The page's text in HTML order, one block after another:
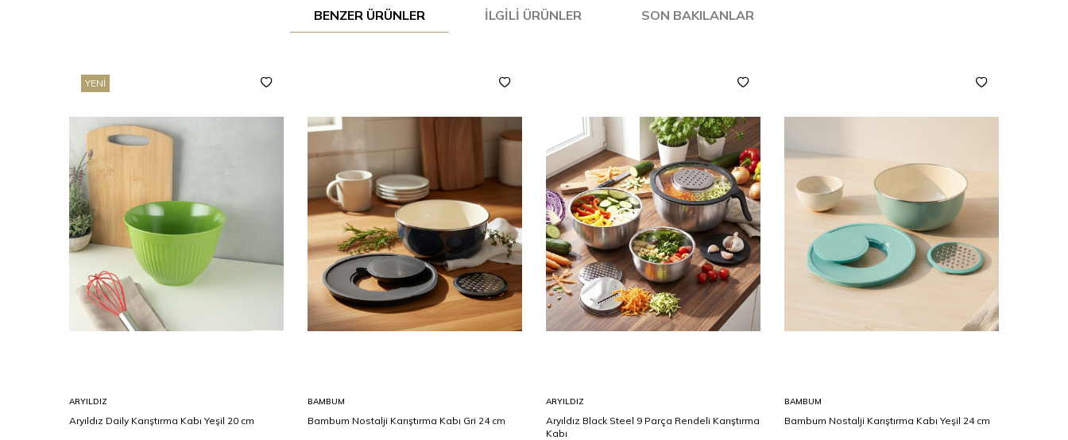
BENZER ÜRÜNLER İLGILI ÜRÜNLER SON BAKILANLAR
YENI
ARYILDIZ
Aryıldız Daily Karıştırma Kabı Yeşil 20 cm
BAMBUM
Bambum Nostalji Karıştırma Kabı Gri 24 cm
ARYILDIZ
Aryıldız Black Steel 9 Parça Rendeli Karıştırma
Kabı
BAMBUM
Bambum Nostalji Karıştırma Kabı Yeşil 24 cm